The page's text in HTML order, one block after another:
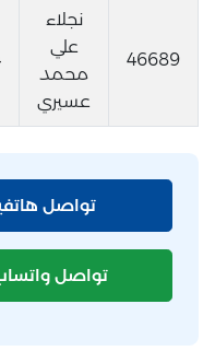
46689
نجلاء
علي
محمد
عسيري
تواصل
تواصل